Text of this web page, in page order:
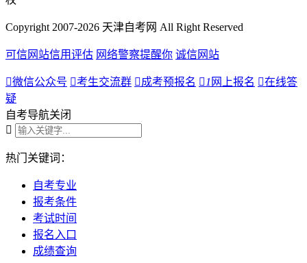
Copyright 2007-2026 天津自考网 All Right Reserved
可信网站信用评估 网络警察提醒你 诚信网站
微信公众号 考生交流群 成考预报名  1 网上报名 在线答
疑
自考导航关闭

热门关键词：
自考专业
报考条件
考试时间
报名入口
成绩查询